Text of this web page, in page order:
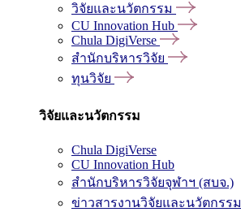
วิจัยและนวัตกรรม
CU Innovation Hub
Chula DigiVerse
สำนักบริหารวิจัย
ทุนวิจัย
วิจัยและนวัตกรรม
Chula DigiVerse
CU Innovation Hub
สำนักบริหารวิจัยจุฬาฯ (สบจ.)
ข่าวสารงานวิจัยและนวัตกรรม